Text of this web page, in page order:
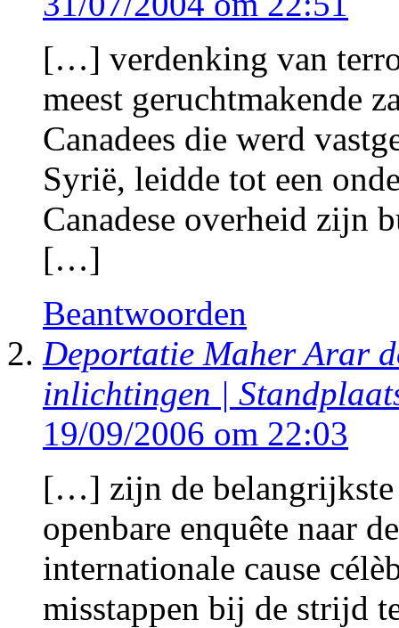
[…] verdenking van
meest geruchtmakende
Canadees die werd
Syrië, leidde tot een
Canadese overheid zijn
[…]
Beantwoorden
Deportatie Maher Arar
inlichtingen |
19/09/2006 om 22:03
[…] zijn de belangrijkste
openbare enquête naar
internationale cause
misstappen bij de strijd